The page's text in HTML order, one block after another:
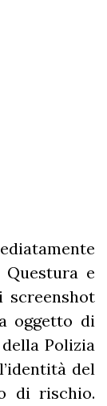
e
screenshot
oggetto di
Polizia
del
di rischio.